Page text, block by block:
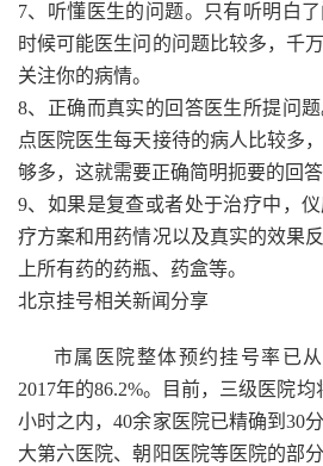
7、听懂医生的问题。只有听明白
时候可能医生问的问题比较多，千
关注你的病情。
8、正确而真实的回答医生所提问
点医院医生每天接待的病人比较多
够多，这就需要正确简明扼要的回
9、如果是复查或者处于治疗中，
疗方案和用药情况以及真实的效果
上所有药的药瓶、药盒等。
北京挂号相关新闻分享
市属医院整体预约挂号率已从
2017年的86.2%。目前，三级医院
小时之内，40余家医院已精确到30
大第六医院、朝阳医院等医院的部